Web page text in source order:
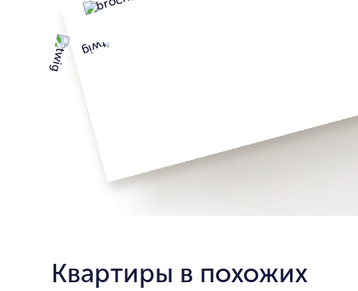
Квартиры в похожих